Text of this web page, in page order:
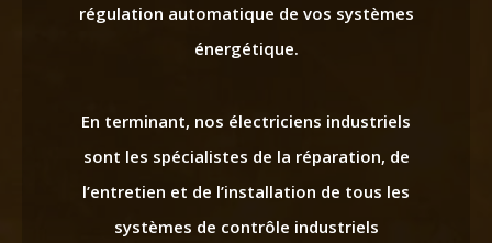
régulation automatique de vos systèmes
énergétique.
En terminant, nos électriciens industriels
sont les spécialistes de la réparation, de
l’entretien et de l’installation de tous les
systèmes de contrôle industriels